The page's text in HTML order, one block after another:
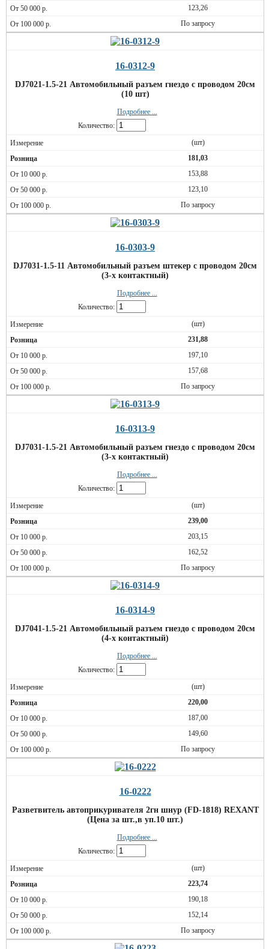
123,26
По запросу
16-0312-9
DJ7021-1.5-21 Автомобильный разъем гнездо с проводом 20см
(10 шт)
Подробнее ...
Количество:
(шт)
181,03
153,88
123,10
По запросу
16-0303-9
DJ7031-1.5-11 Автомобильный разъем штекер с проводом 20см
(3-х контактный)
Подробнее ...
Количество:
(шт)
231,88
197,10
157,68
По запросу
16-0313-9
DJ7031-1.5-21 Автомобильный разъем гнездо с проводом 20см
(3-х контактный)
Подробнее ...
Количество:
(шт)
239,00
203,15
162,52
По запросу
16-0314-9
DJ7041-1.5-21 Автомобильный разъем гнездо с проводом 20см
(4-х контактный)
Подробнее ...
Количество:
(шт)
220,00
187,00
149,60
По запросу
16-0222
Разветвитель автоприкуривателя 2гн шнур (FD-1818) REXANT
(Цена за шт.,в уп.10 шт.)
Подробнее ...
Количество:
(шт)
223,74
190,18
152,14
По запросу